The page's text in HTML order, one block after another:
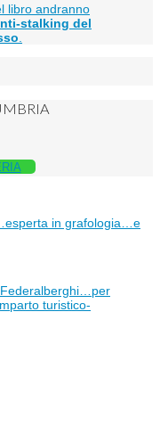
libro andranno
stalking del
in grafologia…e
turistico-